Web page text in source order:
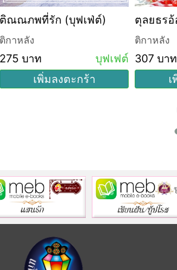
ติณณภพที่รัก (บุฟเฟ่ต์)
ติกาหลัง
275 บาท
บุฟเฟต์
เพิ่มลงตะกร้า
ตุลยธร
ติกาหลัง
307 บาท